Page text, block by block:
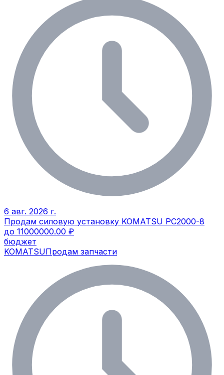
6 авг. 2026 г.
Продам силовую установку KOMATSU PC2000-8
до 11000000.00 ₽
бюджет
KOMATSUПродам запчасти